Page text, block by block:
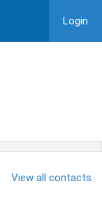
Login
View all contacts